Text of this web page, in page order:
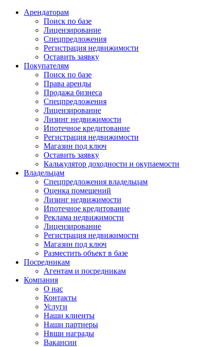
Арендаторам
Поиск по базе
Лицензирование
Спецпредложения
Регистрация недвижимости
Оставить заявку
Покупателям
Поиск по базе
Права аренды
Продажа бизнеса
Спецпредложения
Лицензирование
Лизинг недвижимости
Ипотечное кредитование
Регистрация недвижимости
Магазин под ключ
Оставить заявку
Калькулятор доходности и окупаемости
Владельцам
Спецпредложения владельцам
Оценка помещений
Лизинг недвижимости
Ипотечное кредитование
Реклама недвижимости
Лицензирование
Регистрация недвижимости
Магазин под ключ
Разместить объект в базе
Посредникам
Агентам и посредникам
Компания
О нас
Контакты
Услуги
Наши клиенты
Наши партнеры
Нвши награды
Вакансии